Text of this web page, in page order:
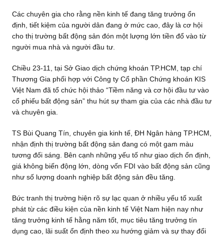
Các chuyên gia cho rằng nền kinh tế đang tăng trưởng ổn
định, tiết kiệm của người dân đang ở mức cao, đây là cơ hội
cho thị trường bất động sản đón một lượng lớn tiền đổ vào từ
người mua nhà và người đầu tư.
Chiều 23-11, tại Sở Giao dịch chứng khoán TP.HCM, tạp chí
Thương Gia phối hợp với Công ty Cổ phần Chứng khoán KIS
Việt Nam đã tổ chức hội thảo “Tiềm năng và cơ hội đầu tư vào
cổ phiếu bất động sản” thu hút sự tham gia của các nhà đầu tư
và chuyên gia.
TS Bùi Quang Tín, chuyên gia kinh tế, ĐH Ngân hàng TP.HCM,
nhận định thị trường bất động sản đang có một gam màu
tương đối sáng. Bên cạnh những yếu tố như giao dịch ổn định,
giá không biến động lớn, dòng vốn FDI vào bất động sản cũng
như số lượng doanh nghiệp bất động sản đều tăng.
Bức tranh thị trường hiện rõ sự lạc quan ở nhiều yếu tố xuất
phát từ các điều kiện của nền kinh tế Việt Nam hiện nay như
tăng trưởng kinh tế hằng năm tốt, mục tiêu tăng trưởng tín
dụng cao, lãi suất ổn định theo xu hướng giảm và sự thay đổi